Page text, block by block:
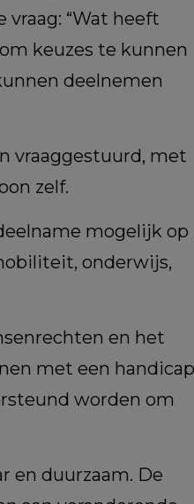
“Wat heeft
keuzes te kunnen
deelnemen
vraaggestuurd, met
zelf.
mogelijk op
onderwijs,
en het
met een handicap
worden om
en duurzaam. De